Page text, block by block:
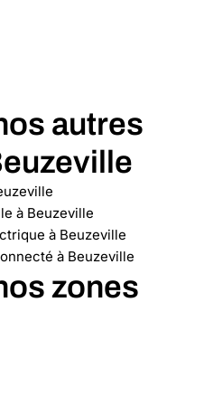
autres
à Beuzeville
à Beuzeville
à Beuzeville
zones